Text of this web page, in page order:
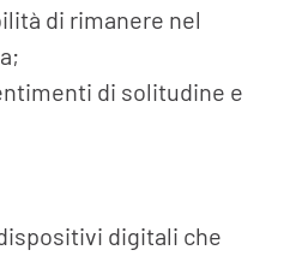
di rimanere nel
di solitudine e
digitali che